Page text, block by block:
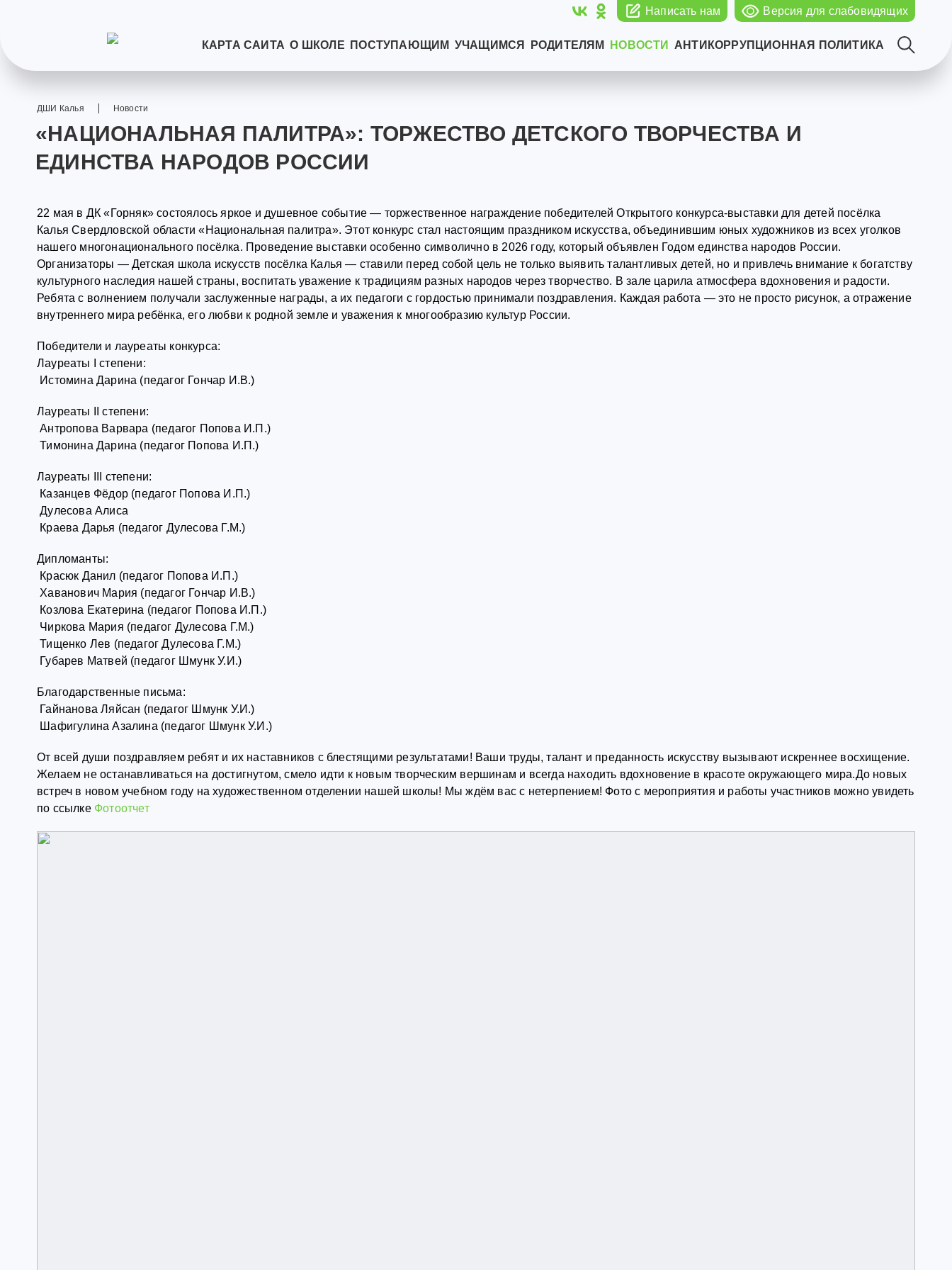
Написать нам Версия для слабовидящих
КАРТА САЙТА О ШКОЛЕ ПОСТУПАЮЩИМ УЧАЩИМСЯ РОДИТЕЛЯМ НОВОСТИ АНТИКОРРУПЦИОННАЯ ПОЛИТИКА
ДШИ Калья Новости
«НАЦИОНАЛЬНАЯ ПАЛИТРА»: ТОРЖЕСТВО ДЕТСКОГО ТВОРЧЕСТВА И
ЕДИНСТВА НАРОДОВ РОССИИ
22 мая в ДК «Горняк» состоялось яркое и душевное событие — торжественное награждение победителей Открытого конкурса-выставки для детей посёлка
Калья Свердловской области «Национальная палитра». Этот конкурс стал настоящим праздником искусства, объединившим юных художников из всех уголков
нашего многонационального посёлка. Проведение выставки особенно символично в 2026 году, который объявлен Годом единства народов России.
Организаторы — Детская школа искусств посёлка Калья — ставили перед собой цель не только выявить талантливых детей, но и привлечь внимание к богатству
культурного наследия нашей страны, воспитать уважение к традициям разных народов через творчество. В зале царила атмосфера вдохновения и радости.
Ребята с волнением получали заслуженные награды, а их педагоги с гордостью принимали поздравления. Каждая работа — это не просто рисунок, а отражение
внутреннего мира ребёнка, его любви к родной земле и уважения к многообразию культур России.
Победители и лауреаты конкурса:
Лауреаты I степени:
Истомина Дарина (педагог Гончар И.В.)
Лауреаты II степени:
Антропова Варвара (педагог Попова И.П.)
Тимонина Дарина (педагог Попова И.П.)
Лауреаты III степени:
Казанцев Фёдор (педагог Попова И.П.)
Дулесова Алиса
Краева Дарья (педагог Дулесова Г.М.)
Дипломанты:
Красюк Данил (педагог Попова И.П.)
Хаванович Мария (педагог Гончар И.В.)
Козлова Екатерина (педагог Попова И.П.)
Чиркова Мария (педагог Дулесова Г.М.)
Тищенко Лев (педагог Дулесова Г.М.)
Губарев Матвей (педагог Шмунк У.И.)
Благодарственные письма:
Гайнанова Ляйсан (педагог Шмунк У.И.)
Шафигулина Азалина (педагог Шмунк У.И.)
От всей души поздравляем ребят и их наставников с блестящими результатами! Ваши труды, талант и преданность искусству вызывают искреннее восхищение.
Желаем не останавливаться на достигнутом, смело идти к новым творческим вершинам и всегда находить вдохновение в красоте окружающего мира.До новых
встреч в новом учебном году на художественном отделении нашей школы! Мы ждём вас с нетерпением! Фото с мероприятия и работы участников можно увидеть
по ссылке Фотоотчет